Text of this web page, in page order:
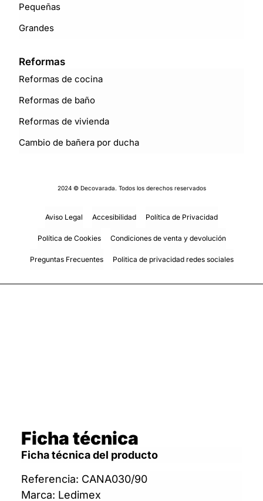
Pequeñas
Grandes
Reformas
Reformas de cocina
Reformas de baño
Reformas de vivienda
Cambio de bañera por ducha
Aviso Legal Accesibilidad Política de Privacidad
Política de Cookies Condiciones de venta y devolución
Preguntas Frecuentes Politica de privacidad redes sociales
2024 © Decovarada. Todos los derechos reservados
Ficha técnica
Ficha técnica del producto
Referencia: CANA030/90
Marca: Ledimex